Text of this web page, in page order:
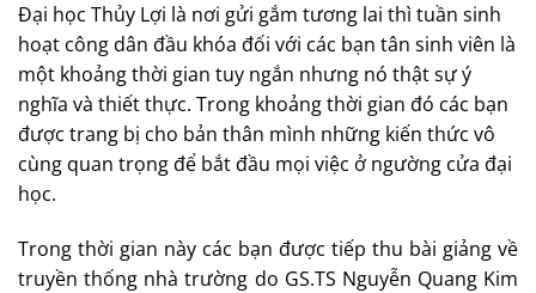
Đại học Thủy Lợi là nơi gửi gắm tương lai thì tuần sinh
hoạt công dân đầu khóa đối với các bạn tân sinh viên là
một khoảng thời gian tuy ngắn nhưng nó thật sự ý
nghĩa và thiết thực. Trong khoảng thời gian đó các bạn
được trang bị cho bản thân mình những kiến thức vô
cùng quan trọng để bắt đầu mọi việc ở ngường cửa đại
học.
Trong thời gian này các bạn được tiếp thu bài giảng về
truyền thống nhà trường do GS.TS Nguyễn Quang Kim